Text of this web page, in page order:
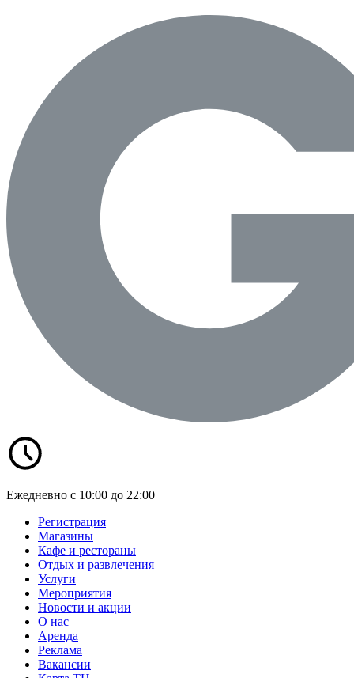
Ежедневно с 10:00 до 22:00
Регистрация
Магазины
Кафе и рестораны
Отдых и развлечения
Услуги
Мероприятия
Новости и акции
О нас
Аренда
Реклама
Вакансии